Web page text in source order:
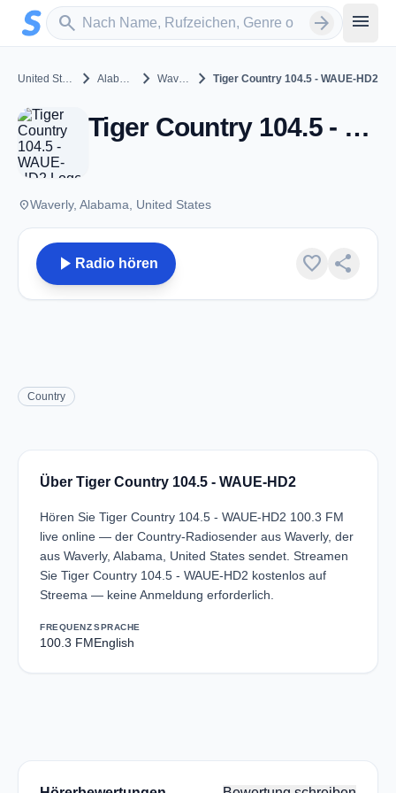
Zum Hauptinhalt springen
search
Sender suchen arrow_forward menu
United States chevron_right Alabama chevron_right Waverly chevron_rightTiger Country 104.5 - WAUE-HD2
Tiger Country 104.5 - WAUE-HD2 - FM 100.3 - Waverly, Al
placeWaverly, Alabama, United States
play_arrow Radio hören favorite share
Country
Über Tiger Country 104.5 - WAUE-HD2
Hören Sie Tiger Country 104.5 - WAUE-HD2 100.3 FM
live online — der Country-Radiosender aus Waverly, der
aus Waverly, Alabama, United States sendet. Streamen
Sie Tiger Country 104.5 - WAUE-HD2 kostenlos auf
Streema — keine Anmeldung erforderlich.
FREQUENZ
100.3 FM
SPRACHE
English